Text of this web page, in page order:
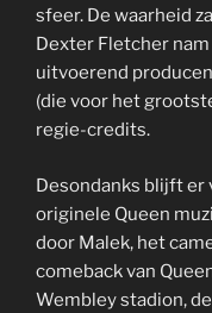
sfeer. De waarheid
Dexter Fletcher
uitvoerend
(die voor het
regie-credits.
Desondanks blijft er
originele Queen
door Malek, het
comeback van
Wembley stadion,